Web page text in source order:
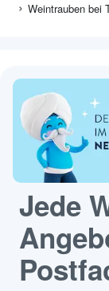
Weintrauben bei
Jede